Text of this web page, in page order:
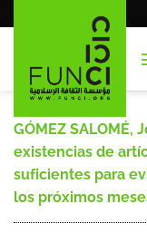
al
GÓMEZ SALOMÉ,
existencias de
suficientes para
los próximos